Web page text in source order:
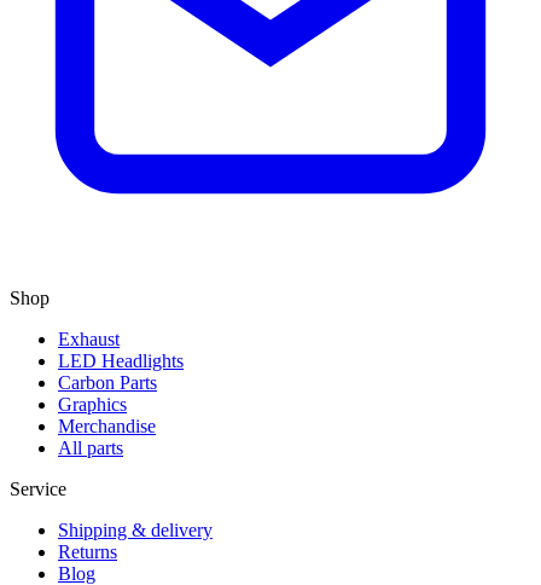
Shop
Exhaust
LED Headlights
Carbon Parts
Graphics
Merchandise
All parts
Service
Shipping & delivery
Returns
Blog